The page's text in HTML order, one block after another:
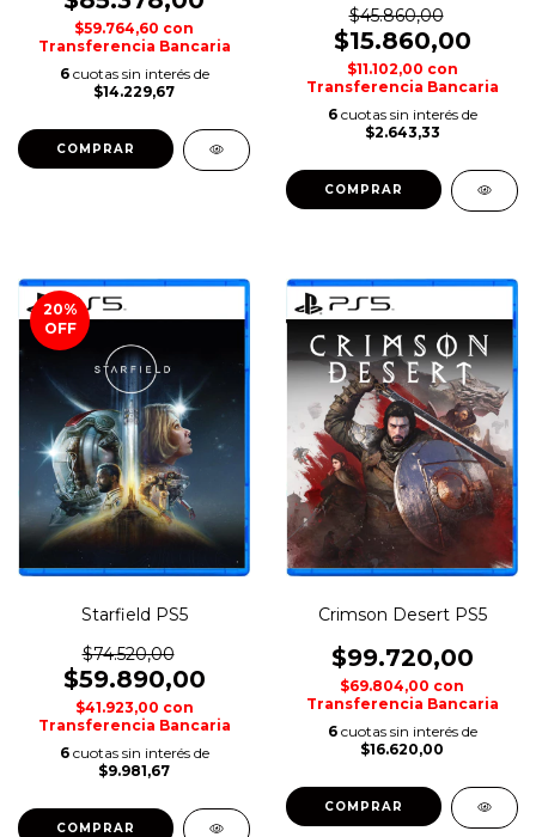
$59.764,60 con
Transferencia Bancaria
6 cuotas sin interés de
$14.229,67
COMPRAR
$45.860,00
$15.860,00
$11.102,00 con
Transferencia Bancaria
6 cuotas sin interés de
$2.643,33
COMPRAR
20%
OFF
Starfield PS5
$74.520,00
$59.890,00
$41.923,00 con
Transferencia Bancaria
6 cuotas sin interés de
$9.981,67
COMPRAR
Crimson Desert PS5
$99.720,00
$69.804,00 con
Transferencia Bancaria
6 cuotas sin interés de
$16.620,00
COMPRAR